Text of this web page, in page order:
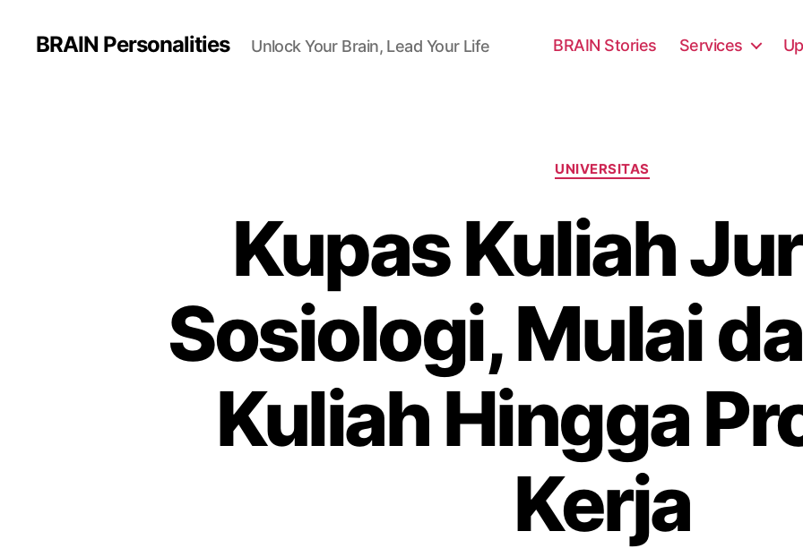
BRAIN Personalities Unlock Your Brain, Lead Your Life BRAIN Stories Services
Categories
UNIVERSITAS
Kupas Kuliah
Sosiologi, Mulai
Kuliah Hingga
Kerja